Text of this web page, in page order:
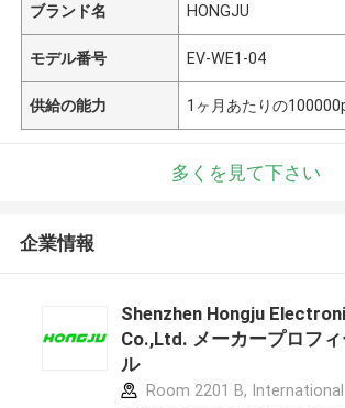
ブランド名 HONGJU
モデル番号 EV-WE1-04
供給の能力 1ヶ月あたりの
多くを見て下さい
企業情報
Shenzhen Hongju
Co.,Ltd. メーカープロフ
ル
Room 2201 B, International